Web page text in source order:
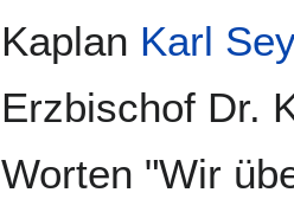
Kaplan Karl
Erzbischof Dr.
Worten "Wir